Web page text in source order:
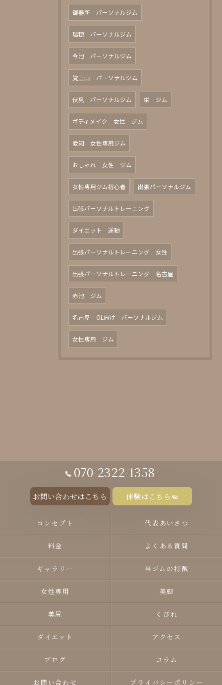
御器所 パーソナルジム
瑞穂 パーソナルジム
今池 パーソナルジム
覚王山 パーソナルジム
伏見 パーソナルジム 栄 ジム
ボディメイク 女性 ジム
愛知 女性専用ジム
おしゃれ 女性 ジム
女性専用ジム初心者 出張パーソナルジム
出張パーソナルトレーニング
ダイエット 運動
出張パーソナルトレーニング 女性
出張パーソナルトレーニング 名古屋
赤池 ジム
名古屋 OL向け パーソナルジム
女性専用 ジム
070-2322-1358
お問い合わせはこちら 体験はこちら
コンセプト 代表あいさつ
料金 よくある質問
ギャラリー 当ジムの特徴
女性専用 美脚
美尻 くびれ
ダイエット アクセス
ブログ コラム
お問い合わせ プライバシーポリシー